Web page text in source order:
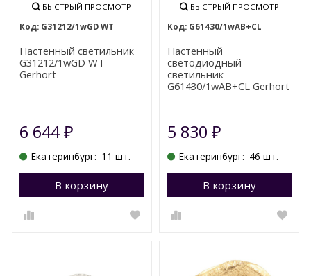
БЫСТРЫЙ ПРОСМОТР
G31212/1wGD WT
Настенный светильник
G31212/1wGD WT
Gerhort
6 644₽
Екатеринбург: 11 шт.
В корзину Перейти в корзину
БЫСТРЫЙ ПРОСМОТР
G61430/1wAB+CL
Настенный
светодиодный
светильник
G61430/1wAB+CL Gerhort
5 830 ₽
Екатеринбург: 46 шт.
В корзину